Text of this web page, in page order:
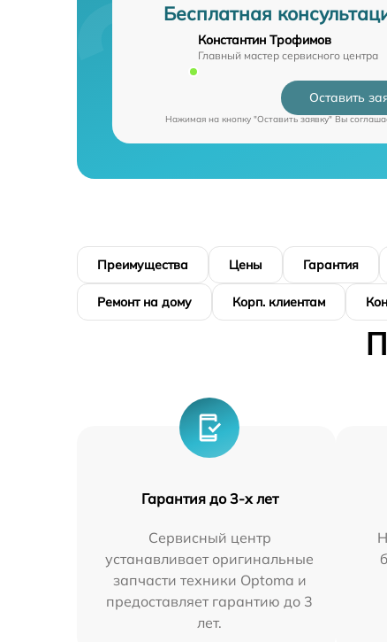
Бесплатная
Константин Трофимов
Главный мастер сервисного центра
Оставить
Нажимая на кнопку "Оставить заявку" Вы
Преимущества Цены Гарантия
Ремонт на дому Корп. клиентам
Гарантия до 3-х лет
Сервисный центр
устанавливает оригинальные
запчасти техники Optoma и
предоставляет гарантию до 3
лет.